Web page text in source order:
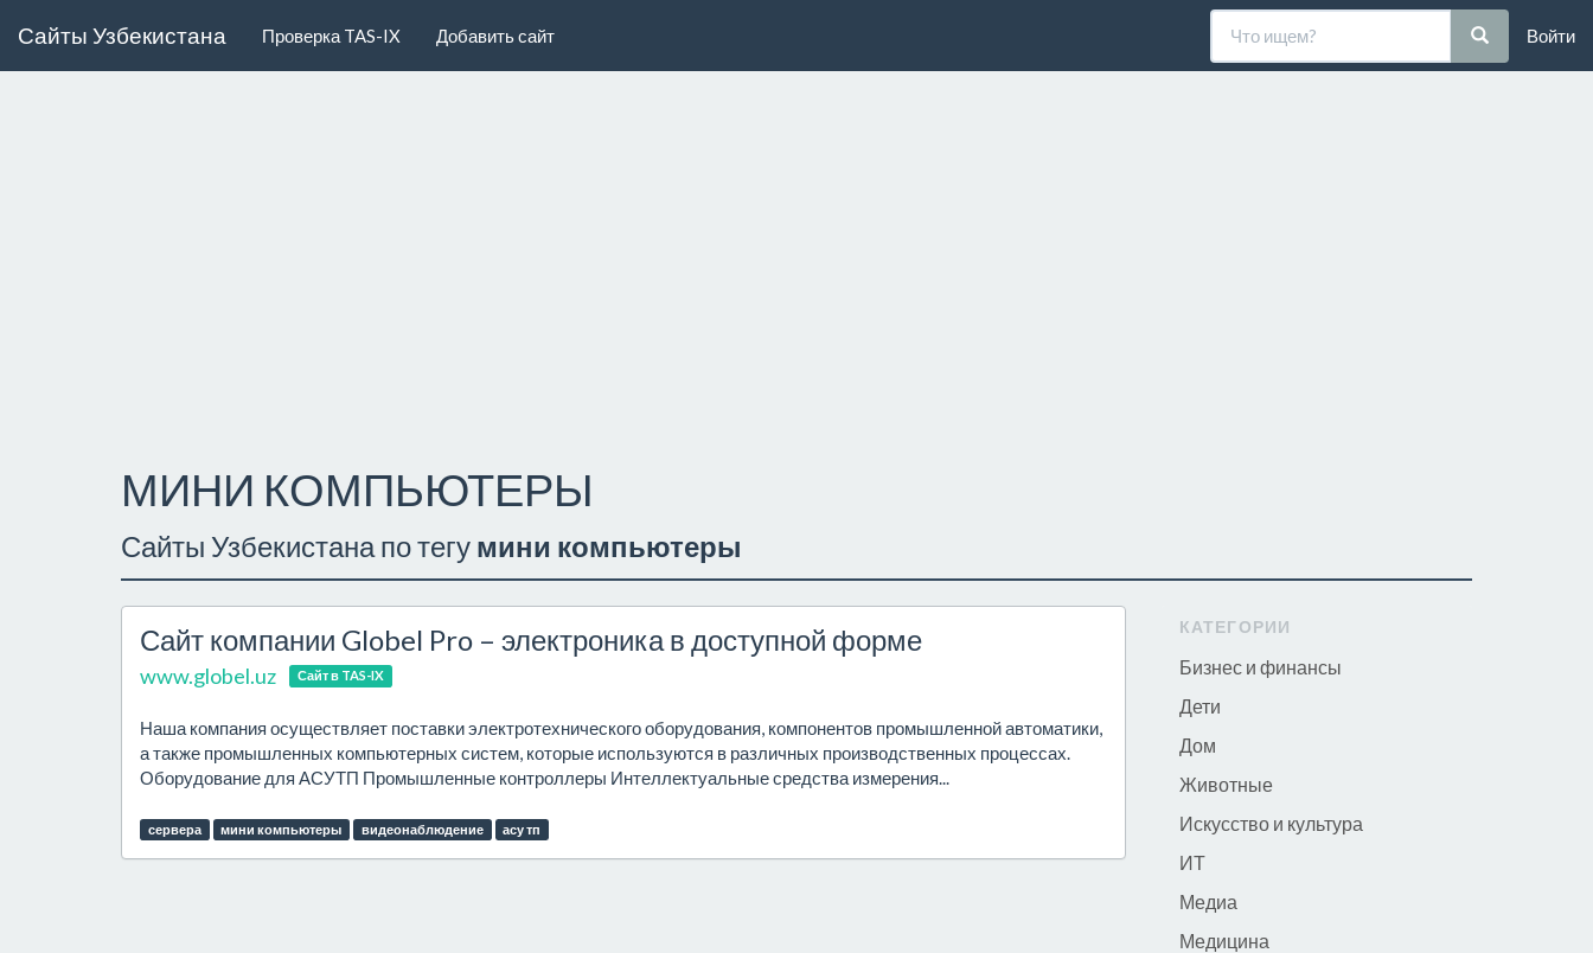
Сайты Узбекистана Проверка TAS-IX Добавить сайт Войти
МИНИ КОМПЬЮТЕРЫ
Сайты Узбекистана по тегу мини компьютеры
Сайт компании Globel Pro – электроника в доступной форме
www.globel.uz Сайт в TAS-IX
Наша компания осуществляет поставки электротехнического оборудования, компонентов промышленной автоматики,
а также промышленных компьютерных систем, которые используются в различных производственных процессах.
Оборудование для АСУТП Промышленные контроллеры Интеллектуальные средства измерения...
сервера мини компьютеры видеонаблюдение асу тп
КАТЕГОРИИ
Бизнес и финансы
Дети
Дом
Животные
Искусство и культура
ИТ
Медиа
Медицина